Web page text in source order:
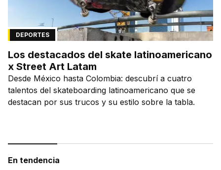
DEPORTES
Los destacados del skate latinoamericano
x Street Art Latam
Desde México hasta Colombia: descubrí a cuatro
talentos del skateboarding latinoamericano que se
destacan por sus trucos y su estilo sobre la tabla.
En tendencia